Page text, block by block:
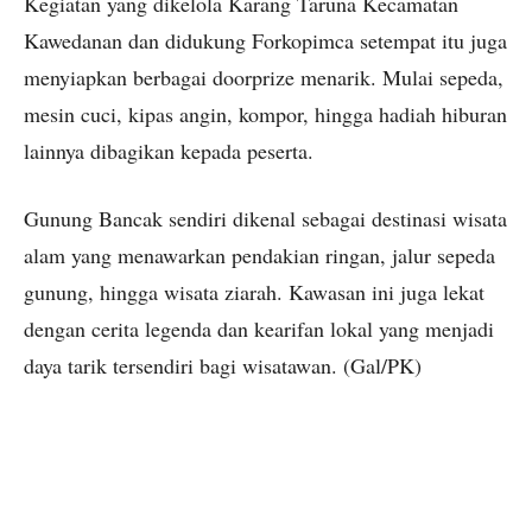
Kawedanan dan didukung Forkopimca setempat itu juga
menyiapkan berbagai doorprize menarik. Mulai sepeda,
mesin cuci, kipas angin, kompor, hingga hadiah hiburan
lainnya dibagikan kepada peserta.
Gunung Bancak sendiri dikenal sebagai destinasi wisata
alam yang menawarkan pendakian ringan, jalur sepeda
gunung, hingga wisata ziarah. Kawasan ini juga lekat
dengan cerita legenda dan kearifan lokal yang menjadi
daya tarik tersendiri bagi wisatawan. (Gal/PK)